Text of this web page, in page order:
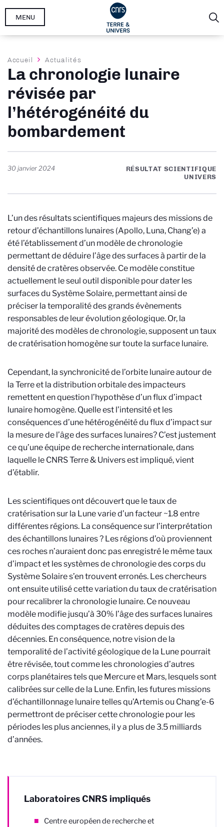
Aller
MENU
Fil
d'Ariane
Accueil Actualités
La chronologie lunaire
révisée par
l’hétérogénéité du
bombardement
30 janvier 2024
RÉSULTAT SCIENTIFIQUE
UNIVERS
L’un des résultats scientifiques majeurs des missions de
retour d’échantillons lunaires (Apollo, Luna, Chang’e) a
été l’établissement d’un modèle de chronologie
permettant de déduire l’âge des surfaces à partir de la
densité de cratères observée. Ce modèle constitue
actuellement le seul outil disponible pour dater les
surfaces du Système Solaire, permettant ainsi de
préciser la temporalité des grands évènements
responsables de leur évolution géologique. Or, la
majorité des modèles de chronologie, supposent un taux
de cratérisation homogène sur toute la surface lunaire.
Cependant, la synchronicité de l’orbite lunaire autour de
la Terre et la distribution orbitale des impacteurs
remettent en question l’hypothèse d’un flux d’impact
lunaire homogène. Quelle est l’intensité et les
conséquences d’une hétérogénéité du flux d’impact sur
la mesure de l’âge des surfaces lunaires? C’est justement
ce qu’une équipe de recherche internationale, dans
laquelle le CNRS Terre & Univers est impliqué, vient
d’établir.
Les scientifiques ont découvert que le taux de
cratérisation sur la Lune varie d’un facteur ~1.8 entre
différentes régions. La conséquence sur l’interprétation
des échantillons lunaires ? Les régions d’où proviennent
ces roches n’auraient donc pas enregistré le même taux
d’impact et les systèmes de chronologie des corps du
Système Solaire s’en trouvent erronés. Les chercheurs
ont ensuite utilisé cette variation du taux de cratérisation
pour recalibrer la chronologie lunaire. Ce nouveau
modèle modifie jusqu’à 30% l’âge des surfaces lunaires
déduites des comptages de cratères depuis des
décennies. En conséquence, notre vision de la
temporalité de l’activité géologique de la Lune pourrait
être révisée, tout comme les chronologies d’autres
corps planétaires tels que Mercure et Mars, lesquels sont
calibrées sur celle de la Lune. Enfin, les futures missions
d’échantillonnage lunaire telles qu’Artemis ou Chang’e-6
permettront de préciser cette chronologie pour les
périodes les plus anciennes, il y a plus de 3.5 milliards
d’années.
Laboratoires CNRS impliqués
Centre européen de recherche et